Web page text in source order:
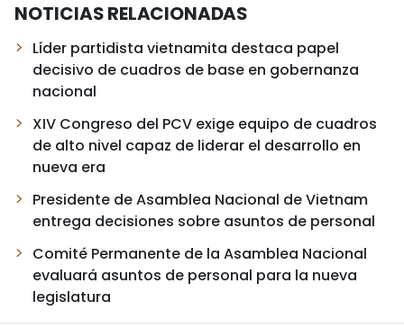
NOTICIAS RELACIONADAS
Líder partidista vietnamita destaca papel
decisivo de cuadros de base en gobernanza
nacional
XIV Congreso del PCV exige equipo de cuadros
de alto nivel capaz de liderar el desarrollo en
nueva era
Presidente de Asamblea Nacional de Vietnam
entrega decisiones sobre asuntos de personal
Comité Permanente de la Asamblea Nacional
evaluará asuntos de personal para la nueva
legislatura